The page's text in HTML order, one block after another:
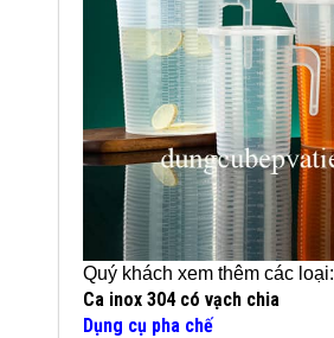
Quý khách xem thêm các loại:
Ca inox 304 có vạch chia
Dụng cụ pha chế